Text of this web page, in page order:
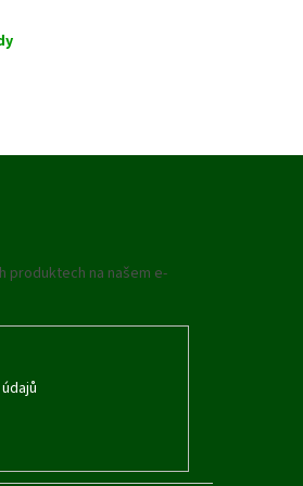
produktech na našem e-